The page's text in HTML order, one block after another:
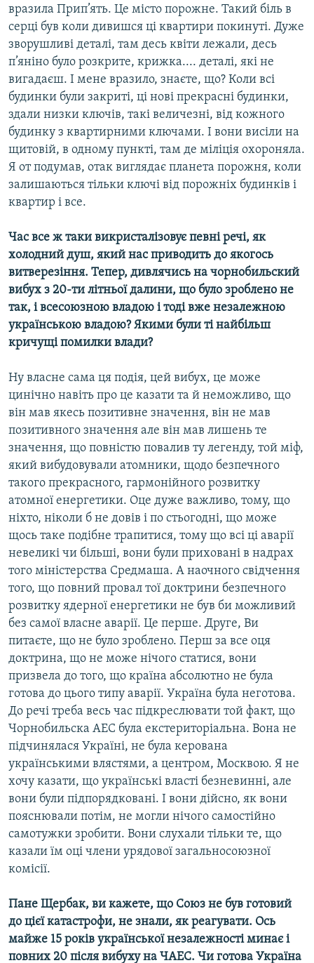
вразила Прип’ять. Це місто порожне. Такий біль в
серці був коли дивишся ці квартири покинуті. Дуже
зворушливі деталі, там десь квіти лежали, десь
п’яніно було розкрите, крижка.... деталі, які не
вигадаєш. І мене вразило, знаєте, що? Коли всі
будинки були закриті, ці нові прекрасні будинки,
здали низки ключів, такі величезні, від кожного
будинку з квартирними ключами. І вони висіли на
щитовій, в одному пункті, там де міліція охороняла.
Я от подумав, отак виглядає планета порожня, коли
залишаються тільки ключі від порожніх будинків і
квартир і все.
Час все ж таки викристалізовує певні речі, як
холодний душ, який нас приводить до якогось
витверезіння. Тепер, дивлячись на чорнобильский
вибух з 20-ти літньої далини, що було зроблено не
так, і всесоюзною владою і тоді вже незалежною
українською владою? Якими були ті найбільш
кричущі помилки влади?
Ну власне сама ця подія, цей вибух, це може
цинічно навіть про це казати та й неможливо, що
він мав якесь позитивне значення, він не мав
позитивного значення але він мав лишень те
значення, що повністю повалив ту легенду, той міф,
який вибудовували атомники, щодо безпечного
такого прекрасного, гармонійного розвитку
атомної енергетики. Оце дуже важливо, тому, що
ніхто, ніколи б не довів і по стьогодні, що може
щось таке подібне трапитися, тому що всі ці аварії
невеликі чи більші, вони були приховані в надрах
того міністерства Средмаша. А наочного свідчення
того, що повний провал тої доктрини безпечного
розвитку ядерної енергетики не був би можливий
без самої власне аварії. Це перше. Друге, Ви
питаєте, що не було зроблено. Перш за все оця
доктрина, що не може нічого статися, вони
призвела до того, що країна абсолютно не була
готова до цього типу аварії. Україна була неготова.
До речі треба весь час підкреслювати той факт, що
Чорнобильска АЕС була екстериторіальна. Вона не
підчинялася Україні, не була керована
українськими влястями, а центром, Москвою. Я не
хочу казати, що українські власті безневинні, але
вони були підпорядковані. І вони дійсно, як вони
пояснювали потім, не могли нічого самостійно
самотужки зробити. Вони слухали тільки те, що
казали їм оці члени урядової загальносоюзної
комісії.
Пане Щербак, ви кажете, що Союз не був готовий
до цієї катастрофи, не знали, як реагувати. Ось
майже 15 років української незалежності минає і
повних 20 після вибуху на ЧАЕС. Чи готова Україна